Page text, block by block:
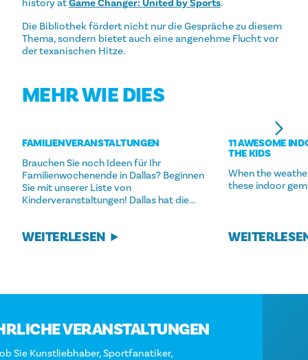
history atGame Changer: United by Sports.
Die Bibliothek fördert nicht nur die Gespräche zu diesem
Thema, sondern bietet auch eine angenehme Flucht vor
der texanischen Hitze.
MEHR WIE DIES
FAMILIENVERANSTALTUNGEN
Brauchen Sie noch Ideen für Ihr
Familienwochenende in Dallas? Beginnen
Sie mit unserer Liste von
Kinderveranstaltungen! Dallas hat die...
WEITERLESEN
11 AWESOME
THE KIDS
When the
these indoor
JÄHRLICHE VERANSTALTUNGEN
Egal, ob Sie Kunstliebhaber, Sportfanatiker,